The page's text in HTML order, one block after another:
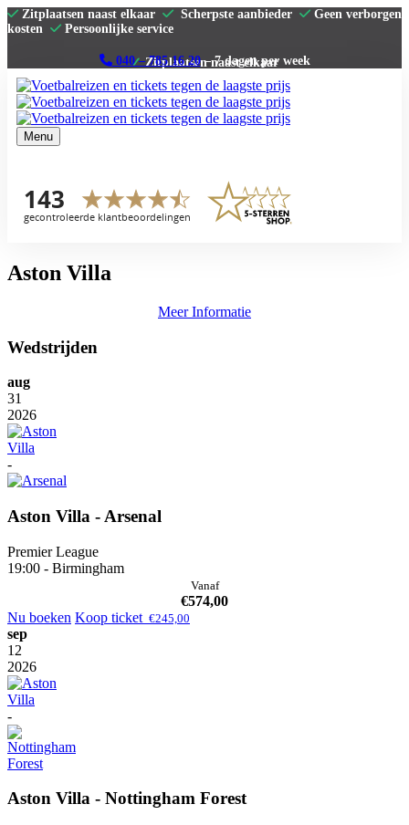
Zitplaatsen naast elkaar Scherpste aanbieder
Geen verborgen
kosten
Persoonlijke service
040 – 785 16 20– 7 dagen per week
Menu
La Liga
Serie A
Contact
Aston Villa
Meer Informatie
Wedstrijden
aug
31
2026
-
Aston Villa - Arsenal
Premier League
19:00 - Birmingham
Vanaf
€574,00
Nu boeken Koop ticket €245,00
sep
12
2026
-
Aston Villa - Nottingham Forest